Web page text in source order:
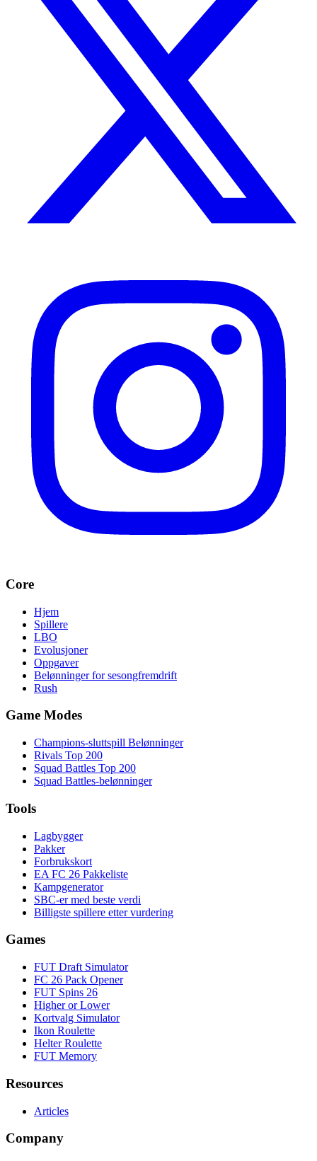
Core
Hjem
Spillere
LBO
Evolusjoner
Oppgaver
Belønninger for sesongfremdrift
Rush
Game Modes
Champions-sluttspill Belønninger
Rivals Top 200
Squad Battles Top 200
Squad Battles-belønninger
Tools
Lagbygger
Pakker
Forbrukskort
EA FC 26 Pakkeliste
Kampgenerator
SBC-er med beste verdi
Billigste spillere etter vurdering
Games
FUT Draft Simulator
FC 26 Pack Opener
FUT Spins 26
Higher or Lower
Kortvalg Simulator
Ikon Roulette
Helter Roulette
FUT Memory
Resources
Articles
Company